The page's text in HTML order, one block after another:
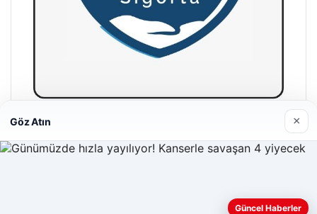
Hastaş Beton
26/05/2026
Göz Atın ×
Güncel Haberler